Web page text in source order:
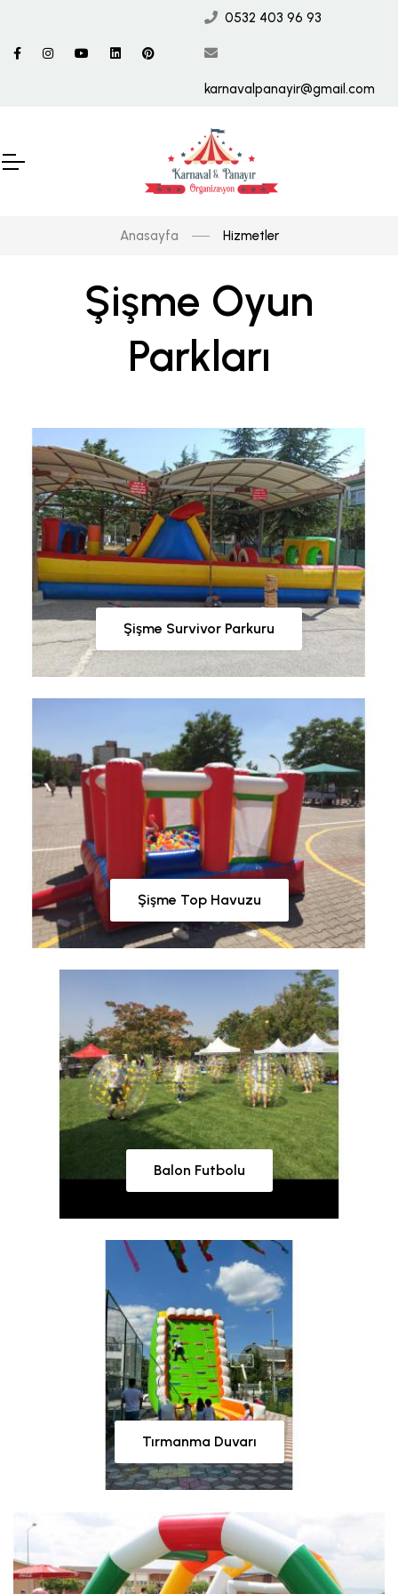
0532 403 96 93
karnavalpanayir@gmail.com
Anasayfa Hizmetler
Şişme Oyun
Parkları
Şişme Survivor Parkuru
Şişme Top Havuzu
Balon Futbolu
Tırmanma Duvarı